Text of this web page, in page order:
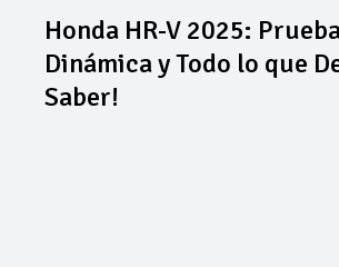
Honda HR-V 2025:
Dinámica y Todo lo que
Saber!